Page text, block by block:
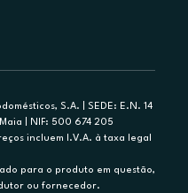
S.A. | SEDE: E.N. 14
| NIF: 500 674 205
incluem I.V.A. à taxa legal
para o produto em questão,
ou fornecedor.